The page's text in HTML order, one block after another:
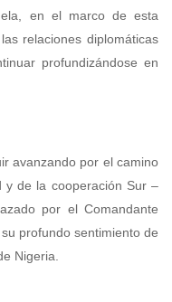
en el marco de esta
relaciones diplomáticas
profundizándose en
avanzando por el camino
y de la cooperación Sur –
por el Comandante
profundo sentimiento de
Nigeria.